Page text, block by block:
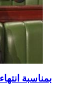
بمناسبة